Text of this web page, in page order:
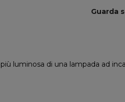
Guarda
luminosa di una lampada ad